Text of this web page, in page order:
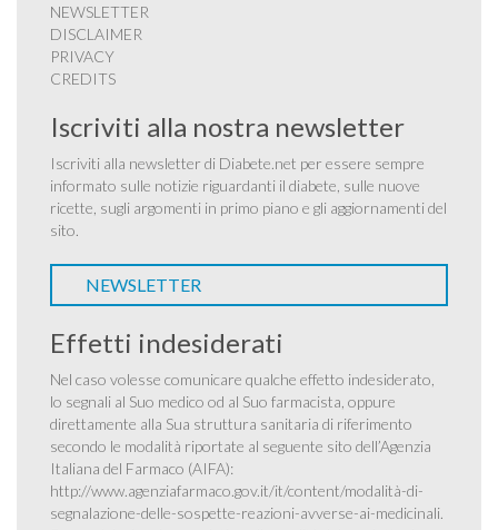
NEWSLETTER
DISCLAIMER
PRIVACY
CREDITS
Iscriviti alla nostra newsletter
Iscriviti alla newsletter di Diabete.net per essere sempre
informato sulle notizie riguardanti il diabete, sulle nuove
ricette, sugli argomenti in primo piano e gli aggiornamenti del
sito.
NEWSLETTER
Effetti indesiderati
Nel caso volesse comunicare qualche effetto indesiderato,
lo segnali al Suo medico od al Suo farmacista, oppure
direttamente alla Sua struttura sanitaria di riferimento
secondo le modalità riportate al seguente sito dell’Agenzia
Italiana del Farmaco (AIFA):
http://www.agenziafarmaco.gov.it/it/content/modalità-di-
segnalazione-delle-sospette-reazioni-avverse-ai-medicinali.